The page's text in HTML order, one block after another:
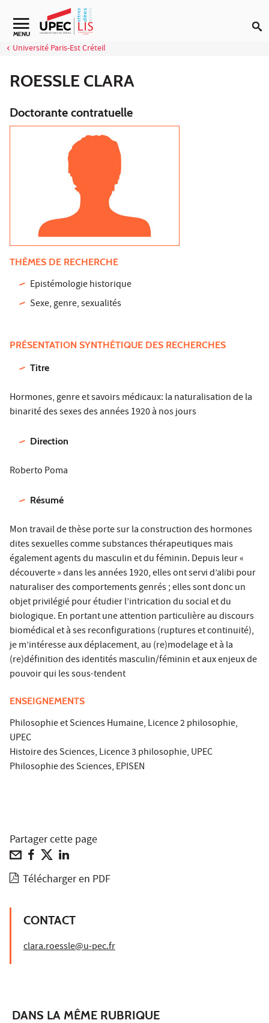
Aller au contenu
Navigation secondaire
MENU
Université Paris-Est Créteil
ROESSLE CLARA
Doctorante contratuelle
THÈMES DE RECHERCHE
Epistémologie historique
Sexe, genre, sexualités
PRÉSENTATION SYNTHÉTIQUE DES RECHERCHES
Titre
Hormones, genre et savoirs médicaux: la naturalisation de la
binarité des sexes des années 1920 à nos jours
Direction
Roberto Poma
Résumé
Mon travail de thèse porte sur la construction des hormones
dites sexuelles comme substances thérapeutiques mais
également agents du masculin et du féminin. Depuis leur «
découverte » dans les années 1920, elles ont servi d’alibi pour
naturaliser des comportements genrés ; elles sont donc un
objet privilégié pour étudier l’intrication du social et du
biologique. En portant une attention particulière au discours
biomédical et à ses reconfigurations (ruptures et continuité),
je m’intéresse aux déplacement, au (re)modelage et à la
(re)définition des identités masculin/féminin et aux enjeux de
pouvoir qui les sous-tendent
ENSEIGNEMENTS
Philosophie et Sciences Humaine, Licence 2 philosophie,
UPEC
Histoire des Sciences, Licence 3 philosophie, UPEC
Philosophie des Sciences, EPISEN
Partager cette page
Télécharger en PDF
CONTACT
clara.roessle@u-pec.fr
DANS LA MÊME RUBRIQUE